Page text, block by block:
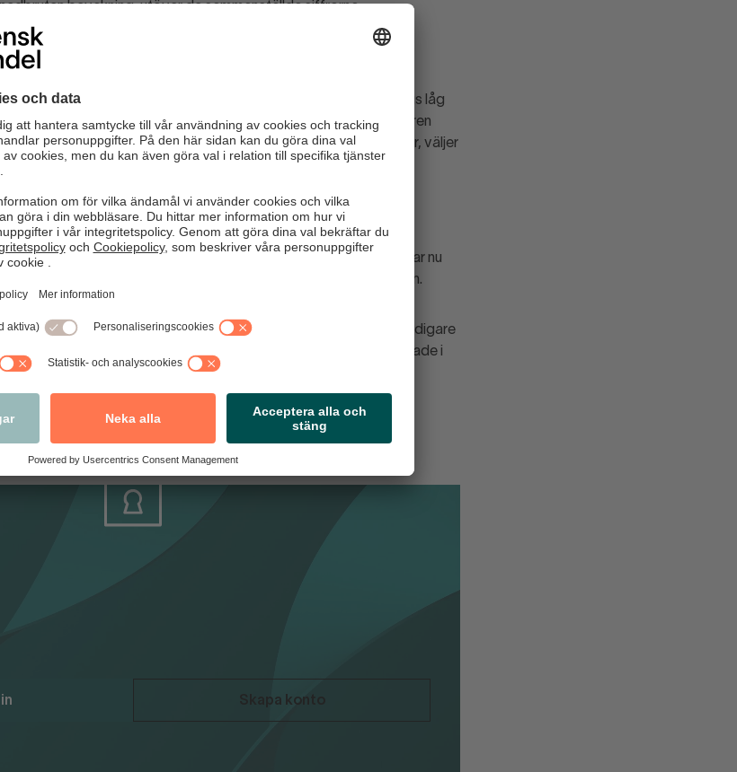
bevakning, utöver de sammanställda siffrorna.
från svenska respektive utländska e-handlare. Där huvudfokus låg
då det inte alltid är lätt för konsumenten att avgöra var handlaren
mycket svenskarna totalt har e-handlat detaljhandelsvaror för, väljer
sammanslagen summa istället.
presenteras nu i miljarder
omsättningsutvecklingen som en indexerad siffra och presenterar nu
kronor istället, Något som ger en tydligare bild av utvecklingen.
att kunna jämföra kommande e-handelsindikatorer med det tidigare
vi även att inkludera historiska siffror, reviderade och presenterade i
och göra den ännu mer användbar. Om du har frågor eller
kontakta Svensk Handels presstjänst.
Skapa konto